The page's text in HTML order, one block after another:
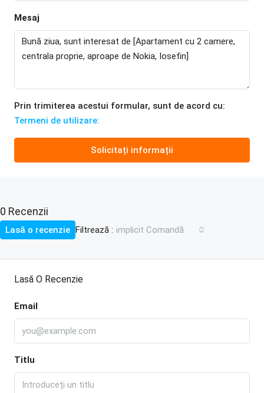
Mesaj
Prin trimiterea acestui formular, sunt de acord cu:
Termeni de utilizare:
Solicitați informații
0 Recenzii
Filtrează : implicit Comandă
Lasă o recenzie
Lasă O Recenzie
Email
Titlu